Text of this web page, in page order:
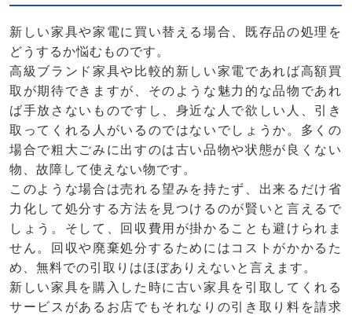
新しい家具や家電に買い替える場合、既存品の処理を
どうするか悩むものです。
高級ブランド家具や比較的新しい家電であれば高額買
取が期待できますが、そのような魅力的な品物であれ
ば手放さないものですし、身近な人で欲しい人、引き
取ってくれる人がいるのではないでしょうか。多くの
場合で粗大ごみに出すのは古い品物や状態が良くない
物、故障して使えない物です。
このような場合は売れる望みを持たず、出来るだけ省
力化して処分する方法を見つけるのが賢いと言えるで
しょう。そして、回収費用が掛かることも避けられま
せん。回収や廃棄処分するためにはコストがかかるた
め、無料での引取りはほぼありえないと言えます。
新しい家具を購入した時に古い家具を引取してくれる
サービスがあるお店でもそれなりの引き取り料を請求